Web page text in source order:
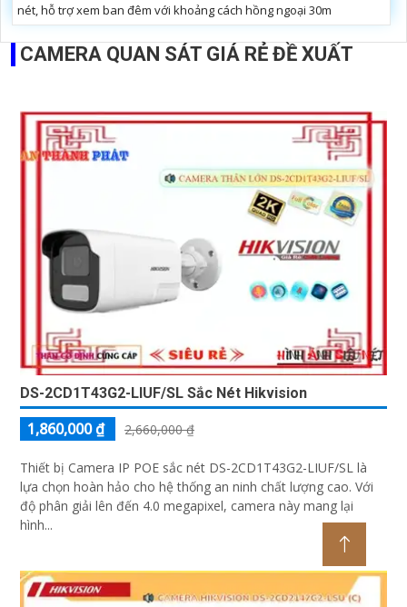
nét, hỗ trợ xem ban đêm với khoảng cách hồng ngoại 30m
CAMERA QUAN SÁT GIÁ RẺ ĐỀ XUẤT
DS-2CD1T43G2-LIUF/SL Sắc Nét Hikvision
1,860,000 ₫ 2,660,000 ₫
Thiết bị Camera IP POE sắc nét DS-2CD1T43G2-LIUF/SL là
lựa chọn hoàn hảo cho hệ thống an ninh chất lượng cao. Với
độ phân giải lên đến 4.0 megapixel, camera này mang lại
hình...